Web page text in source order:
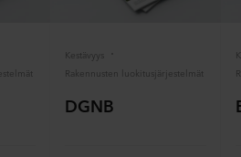
Kestävyys
Rakennusten luokitusjärjestelmät
DGNB